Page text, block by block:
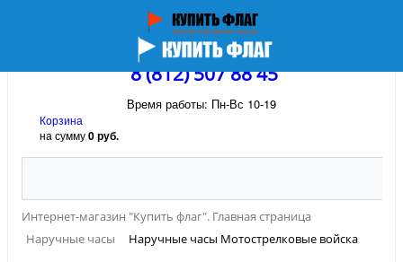
8 (812) 507 88 45
Время работы: Пн-Вс 10-19
Корзина
на сумму0 руб.
Интернет-магазин "Купить флаг". Главная страница
Наручные часы
Наручные часы Мотострелковые войска